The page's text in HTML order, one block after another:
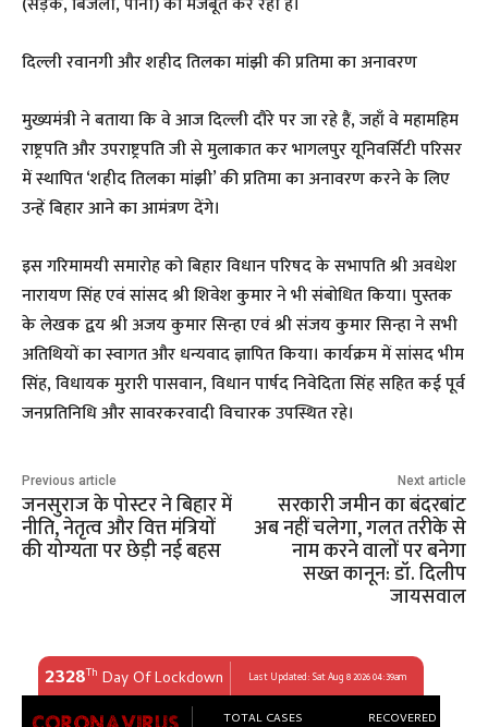
दिल्ली रवानगी और शहीद तिलका मांझी की प्रतिमा का अनावरण
मुख्यमंत्री ने बताया कि वे आज दिल्ली दौरे पर जा रहे हैं, जहाँ वे महामहिम
राष्ट्रपति और उपराष्ट्रपति जी से मुलाकात कर भागलपुर यूनिवर्सिटी परिसर
में स्थापित ‘शहीद तिलका मांझी’ की प्रतिमा का अनावरण करने के लिए
उन्हें बिहार आने का आमंत्रण देंगे।
इस गरिमामयी समारोह को बिहार विधान परिषद के सभापति श्री अवधेश
नारायण सिंह एवं सांसद श्री शिवेश कुमार ने भी संबोधित किया। पुस्तक
के लेखक द्वय श्री अजय कुमार सिन्हा एवं श्री संजय कुमार सिन्हा ने सभी
अतिथियों का स्वागत और धन्यवाद ज्ञापित किया। कार्यक्रम में सांसद भीम
सिंह, विधायक मुरारी पासवान, विधान पार्षद निवेदिता सिंह सहित कई पूर्व
जनप्रतिनिधि और सावरकरवादी विचारक उपस्थित रहे।
Previous article
जनसुराज के पोस्टर ने बिहार में
नीति, नेतृत्व और वित्त मंत्रियों
की योग्यता पर छेड़ी नई बहस
Next article
सरकारी जमीन का बंदरबांट
अब नहीं चलेगा, गलत तरीके से
नाम करने वालों पर बनेगा
सख्त कानून: डॉ. दिलीप
जायसवाल